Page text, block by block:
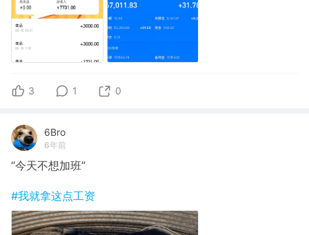
3 1 0
6Bro
6年前
“今天不想加班”
#我就拿这点工资